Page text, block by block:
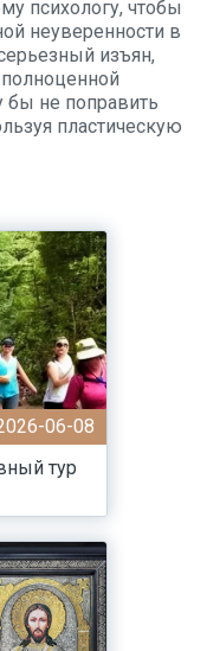
психологу, чтобы
неуверенности в
изъян,
не поправить
пластическую
06-08
тур